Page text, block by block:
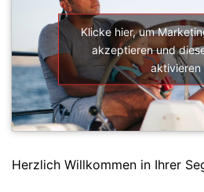
Klicke hier, um
akzeptieren und
aktivieren
Herzlich Willkommen in Ihrer